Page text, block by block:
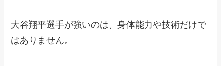
大谷翔平選手が強いのは、身体能力や技術だけで
はありません。